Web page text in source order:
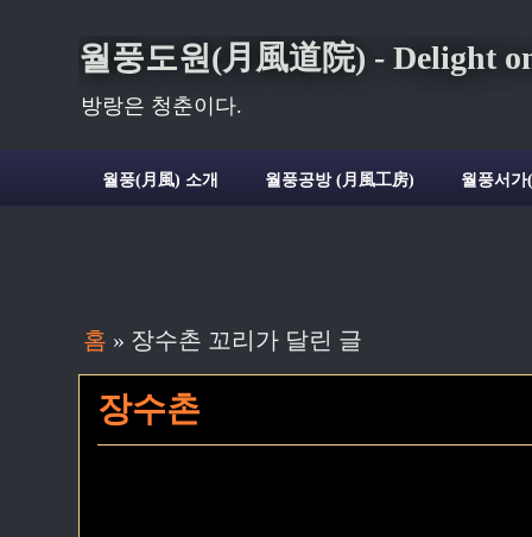
월풍도원(月風道院) - Delight
방랑은 청춘이다.
월풍(月風) 소개 월풍공방 (月風工房) 월풍서
홈 » 장수촌 꼬리가 달린 글
장수촌